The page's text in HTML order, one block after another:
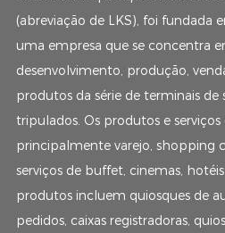
(abreviação de LKS), foi fundada
uma empresa que se concentra
desenvolvimento, produção,
produtos da série de terminais de
tripulados. Os produtos e
principalmente varejo, shopping
serviços de buffet, cinemas,
produtos incluem quiosques de
pedidos, caixas registradoras,